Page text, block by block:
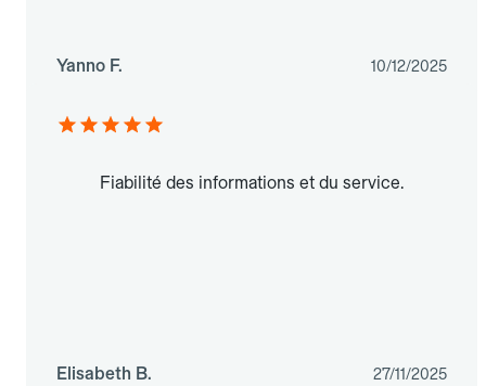
Yanno F. 10/12/2025
Fiabilité des informations et du service.
Elisabeth B. 27/11/2025